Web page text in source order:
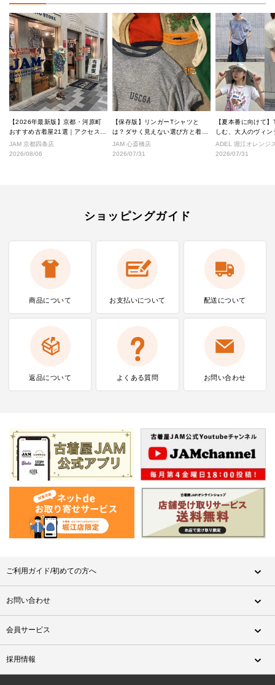
【2026年最新版】京都・河原町
おすすめ古着屋21選｜アクセス良
好な絶対行くべきショップ厳選！
JAM 京都四条店
2026/08/06
【保存版】リンガーTシャツと
は？ダサく見えない選び方と着こ
なし完全ガイド
JAM 心斎橋店
2026/07/31
【夏本番に向けて
しむ、大人のヴィ
ル
ADEL 堀江オレンジ
2026/07/31
ショッピングガイド
商品について お支払いについて 配送について
返品について よくある質問 お問い合わせ
ご利用ガイド/初めての方へ
お問い合わせ
会員サービス
採用情報